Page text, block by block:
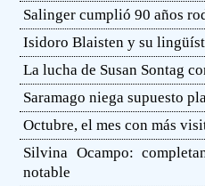
Salinger cumplió 90 años
Isidoro Blaisten y su
La lucha de Susan Sontag
Saramago niega supuesto
Octubre, el mes con más
Silvina Ocampo:
notable